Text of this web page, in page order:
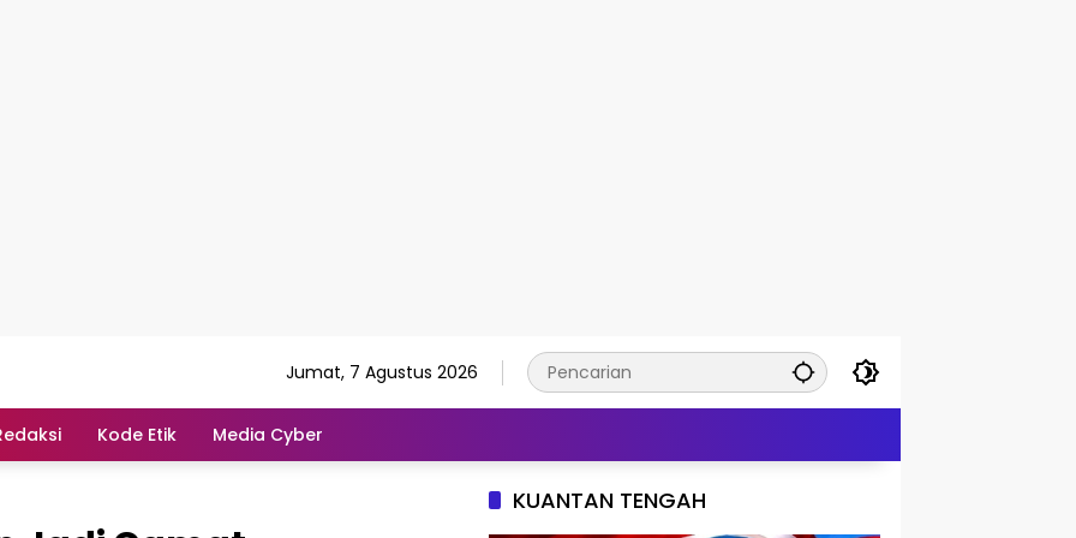
Jumat, 7 Agustus 2026
Kode Etik Media Cyber
KUANTAN TENGAH